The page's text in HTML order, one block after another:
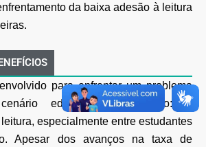
da baixa adesão à leitura
para enfrentar um problema
educacional brasileiro: o
especialmente entre estudantes
Apesar dos avanços na taxa de